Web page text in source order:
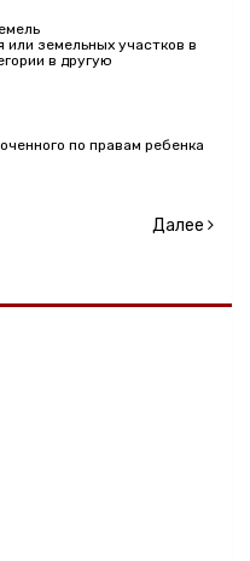
или земельных участков в
в другую
по правам ребенка
Далее